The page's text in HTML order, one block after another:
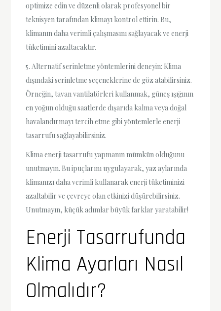
optimize edin ve düzenli olarak profesyonel bir
teknisyen tarafından klimayı kontrol ettirin. Bu,
klimanın daha verimli çalışmasını sağlayacak ve enerji
tüketimini azaltacaktır.
5. Alternatif serinletme yöntemlerini deneyin: Klima
dışındaki serinletme seçeneklerine de göz atabilirsiniz.
Örneğin, tavan vantilatörleri kullanmak, güneş ışığının
en yoğun olduğu saatlerde dışarıda kalma veya doğal
havalandırmayı tercih etme gibi yöntemlerle enerji
tasarrufu sağlayabilirsiniz.
Klima enerji tasarrufu yapmanın mümkün olduğunu
unutmayın. Bu ipuçlarını uygulayarak, yaz aylarında
klimanızı daha verimli kullanarak enerji tüketiminizi
azaltabilir ve çevreye olan etkinizi düşürebilirsiniz.
Unutmayın, küçük adımlar büyük farklar yaratabilir!
Enerji Tasarrufunda
Klima Ayarları Nasıl
Olmalıdır?